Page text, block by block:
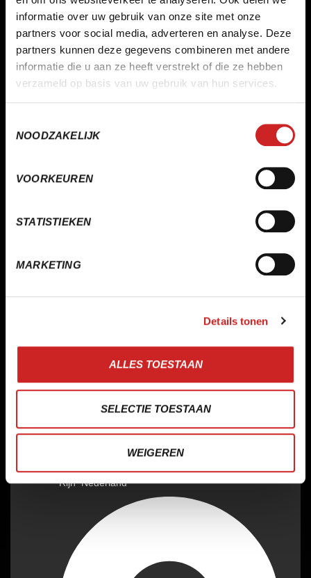
informatie over uw gebruik van onze site met onze
partners voor social media, adverteren en analyse. Deze
partners kunnen deze gegevens combineren met andere
informatie die u aan ze heeft verstrekt of die ze hebben
verzameld op basis van uw gebruik van hun services.
NOODZAKELIJK
VOORKEUREN
STATISTIEKEN
MARKETING
Details tonen
ALLES TOESTAAN
SELECTIE TOESTAAN
WEIGEREN
info@sera.nl
Rijn Nederland